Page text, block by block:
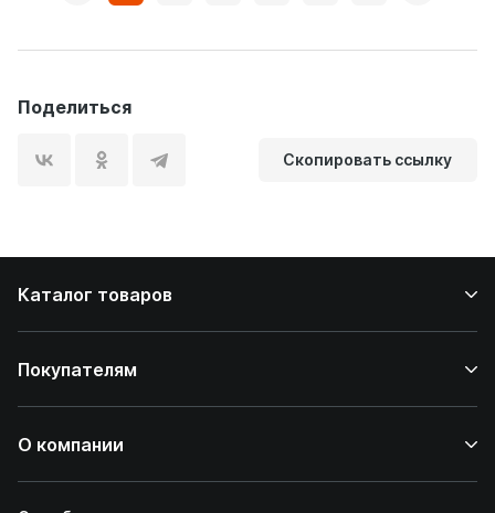
Поделиться
Скопировать ссылку
Каталог товаров
Покупателям
О компании